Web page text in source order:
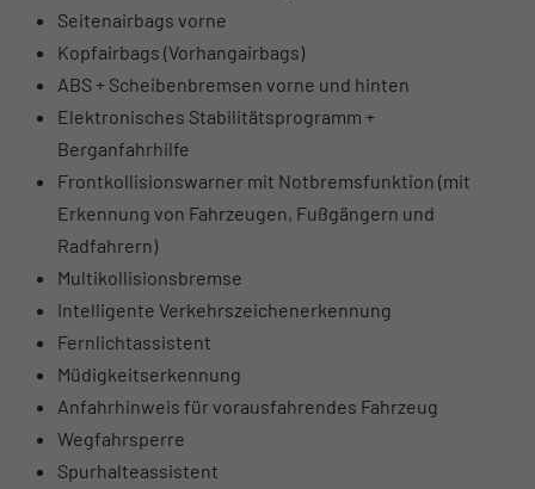
Seitenairbags vorne
Kopfairbags (Vorhangairbags)
ABS + Scheibenbremsen vorne und hinten
Elektronisches Stabilitätsprogramm +
Berganfahrhilfe
Frontkollisionswarner mit Notbremsfunktion (mit
Erkennung von Fahrzeugen, Fußgängern und
Radfahrern)
Multikollisionsbremse
Intelligente Verkehrszeichenerkennung
Fernlichtassistent
Müdigkeitserkennung
Anfahrhinweis für vorausfahrendes Fahrzeug
Wegfahrsperre
Spurhalteassistent